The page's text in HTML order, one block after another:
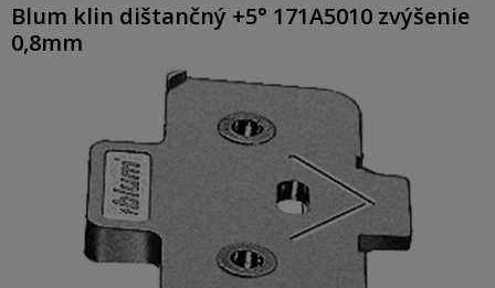
Blum klin dištančný +5° 171A5010 zvýšenie
0,8mm